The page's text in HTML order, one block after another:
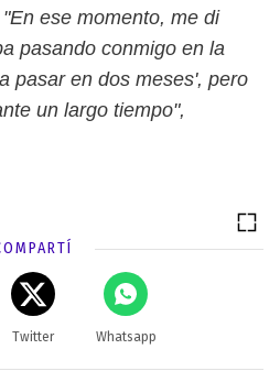
"En ese momento, me di
pasando conmigo en la
pasar en dos meses', pero
un largo tiempo",
Twitter Whatsapp